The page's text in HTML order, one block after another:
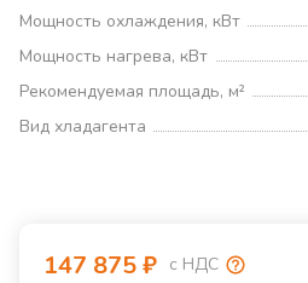
Мощность охлаждения, кВт
Мощность нагрева, кВт
Рекомендуемая площадь, м²
Вид хладагента
147 875₽ с НДС